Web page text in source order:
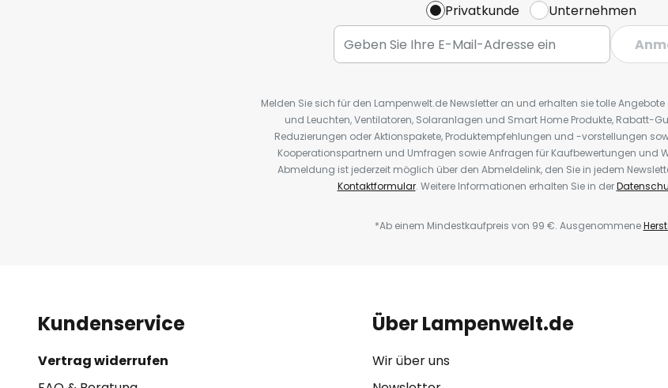
Privatkunde
Unternehmen
Melden Sie sich für den Lampenwelt.de Newsletter an und erhalten sie tolle
und Leuchten, Ventilatoren, Solaranlagen und Smart Home Produkte, Rabatt-
Reduzierungen oder Aktionspakete, Produktempfehlungen und -vorstellungen
Kooperationspartnern und Umfragen sowie Anfragen für Kaufbewertungen und
Abmeldung ist jederzeit möglich über den Abmeldelink, den Sie in jedem
Kontaktformular. Weitere Informationen erhalten Sie in der
*Ab einem Mindestkaufpreis von 99 €. Ausgenommene
Kundenservice
Vertrag widerrufen
Über Lampenwelt.de
Wir über uns